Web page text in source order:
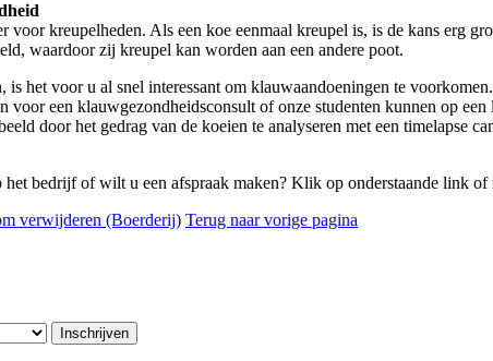
voor kreupelheden. Als een koe eenmaal kreupel is, is de kans erg
waardoor zij kreupel kan worden aan een andere poot.
het voor u al snel interessant om klauwaandoeningen te
een klauwgezondheidsconsult of onze studenten kunnen op
door het gedrag van de koeien te analyseren met een timelapse
bedrijf of wilt u een afspraak maken? Klik op onderstaande link
verwijderen (Boerderij) Terug naar vorige pagina